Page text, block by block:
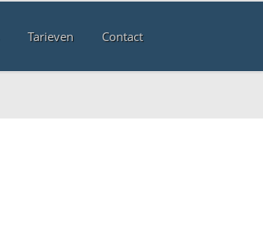
Tarieven Contact